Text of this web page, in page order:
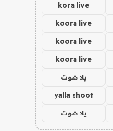
kora live
koora live
koora live
koora live
يلا شوت
yalla shoot
يلا شوت